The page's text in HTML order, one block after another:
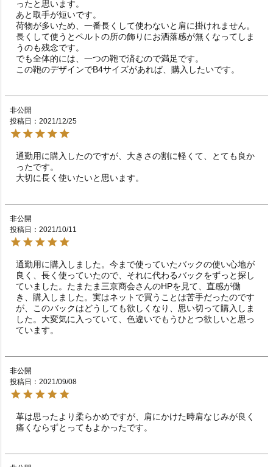
ったと思います。
あと取手が短いです。
荷物が多いため、一番長くして使わないと肩に掛けれません。
長くして使うとペルトの所の飾りにお洒落感が無くなってしま
うのも残念です。
でも全体的には、一つの鞄で済むので満足です。
この鞄のデザインでB4サイズがあれぱ、購入したいです。
非公開
投稿日
2021/12/25
通勤用に購入したのですが、大きさの割に軽くて、とても良か
ったです。
大切に長く使いたいと思います。
非公開
投稿日
2021/10/11
通勤用に購入しました。今まで使っていたバックの使い心地が
良く、長く使っていたので、それに代わるバックをずっと探し
ていました。たまたま三京商会さんのHPを見て、直感が働
き、購入しました。実はネットで買うことは苦手だったのです
が、このバックはどうしても欲しくなり、思い切って購入しま
した。大変気に入っていて、色違いでもうひとつ欲しいと思っ
ています。
非公開
投稿日
2021/09/08
革は思ったより柔らかめですが、肩にかけた時肩なじみが良く
痛くならずとってもよかったです。